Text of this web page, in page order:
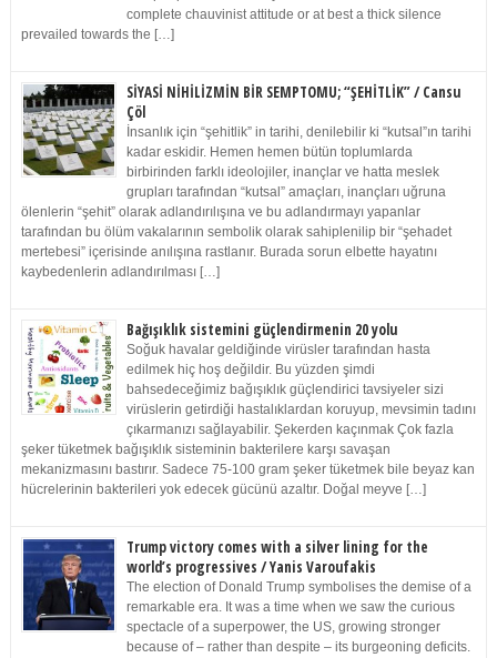
complete chauvinist attitude or at best a thick silence
prevailed towards the […]
SİYASİ NİHİLİZMİN BİR SEMPTOMU; “ŞEHİTLİK” / Cansu
Çöl
İnsanlık için “şehitlik” in tarihi, denilebilir ki “kutsal”ın tarihi
kadar eskidir. Hemen hemen bütün toplumlarda
birbirinden farklı ideolojiler, inançlar ve hatta meslek
grupları tarafından “kutsal” amaçları, inançları uğruna
ölenlerin “şehit” olarak adlandırılışına ve bu adlandırmayı yapanlar
tarafından bu ölüm vakalarının sembolik olarak sahiplenilip bir “şehadet
mertebesi” içerisinde anılışına rastlanır. Burada sorun elbette hayatını
kaybedenlerin adlandırılması […]
Bağışıklık sistemini güçlendirmenin 20 yolu
Soğuk havalar geldiğinde virüsler tarafından hasta
edilmek hiç hoş değildir. Bu yüzden şimdi
bahsedeceğimiz bağışıklık güçlendirici tavsiyeler sizi
virüslerin getirdiği hastalıklardan koruyup, mevsimin tadını
çıkarmanızı sağlayabilir. Şekerden kaçınmak Çok fazla
şeker tüketmek bağışıklık sisteminin bakterilere karşı savaşan
mekanizmasını bastırır. Sadece 75-100 gram şeker tüketmek bile beyaz kan
hücrelerinin bakterileri yok edecek gücünü azaltır. Doğal meyve […]
Trump victory comes with a silver lining for the
world’s progressives / Yanis Varoufakis
The election of Donald Trump symbolises the demise of a
remarkable era. It was a time when we saw the curious
spectacle of a superpower, the US, growing stronger
because of – rather than despite – its burgeoning deficits.